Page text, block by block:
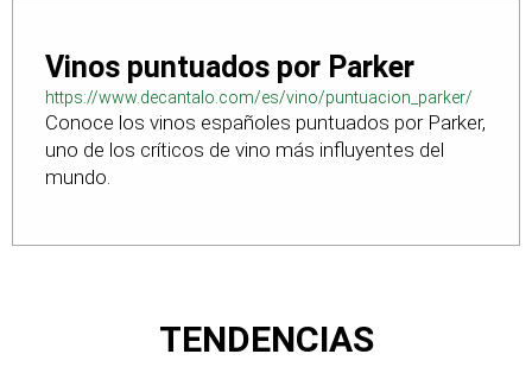
Vinos puntuados por Parker
https://www.decantalo.com/es/vino/puntuacion_parker/
Conoce los vinos españoles puntuados por Parker,
uno de los críticos de vino más influyentes del
mundo.
TENDENCIAS